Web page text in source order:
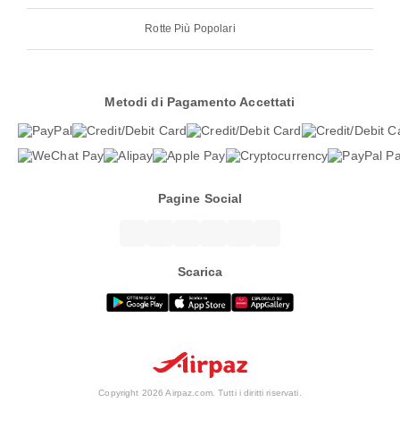
Rotte Più Popolari
Metodi di Pagamento Accettati
Pagine Social
Scarica
Copyright 2026 Airpaz.com. Tutti i diritti riservati.